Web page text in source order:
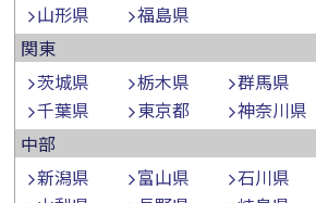
山形県
福島県
関東
茨城県
栃木県 群馬県
千葉県
東京都
神奈川県
中部
新潟県
富山県 石川県